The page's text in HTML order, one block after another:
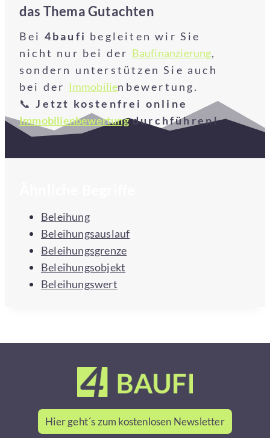
das Thema Gutachten
Bei 4baufi begleiten wir Sie
nicht nur bei der Baufinanzierung,
sondern unterstützen Sie auch
bei der Immobilienbewertung.
📞Jetzt kostenfrei online
Immobilienbewertungdurchführen!
Beleihung
Beleihungsauslauf
Beleihungsgrenze
Beleihungsobjekt
Beleihungswert
Hier geht´s zum kostenlosen Newsletter